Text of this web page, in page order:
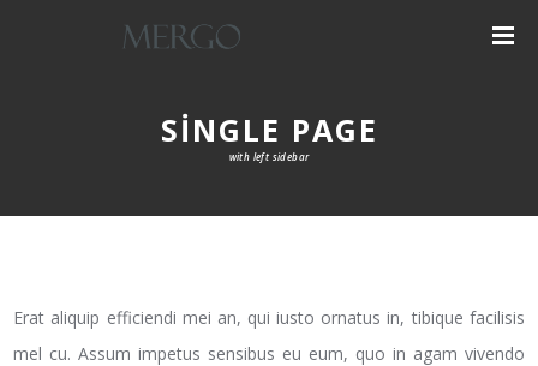
SINGLE PAGE
with left sidebar
Erat aliquip efficiendi mei an, qui iusto ornatus in, tibique facilisis
mel cu. Assum impetus sensibus eu eum, quo in agam vivendo